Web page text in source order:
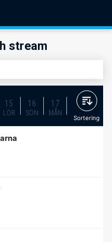
stream
15
LÖR
16
SÖN
17
MÅN
18
TIS
Sortering